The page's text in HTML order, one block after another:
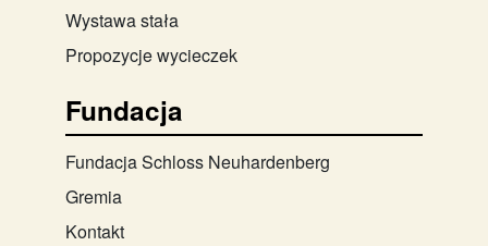
Wystawa stała
Propozycje wycieczek
Fundacja
Fundacja Schloss Neuhardenberg
Gremia
Kontakt